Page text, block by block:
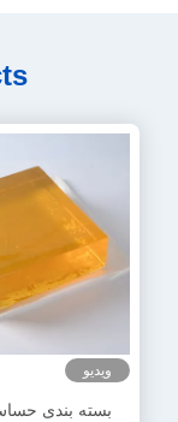
ویدیو
بسته بندی